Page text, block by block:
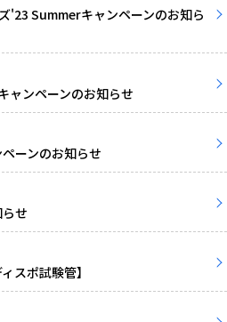
'23 Summerキャンペーンのお知ら
ャンペーンのお知らせ
ーンのお知らせ
せ
スポ試験管】